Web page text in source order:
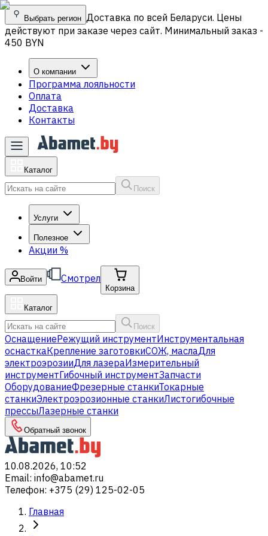
Выбрать регион Доставка по всей Беларуси. Цены
действуют при заказе через сайт. Минимальный заказ -
450 BYN
О компании
Программа лояльности
Оплата
Доставка
Контакты
Каталог
Поиск
Услуги
Полезное
Акции %
Войти Смотрел
Корзина
Каталог
Поиск
ОснащениеРежущий инструментИнструментальная
оснасткаКрепление заготовкиСОЖ, маслаДля
электроэрозииДля лазераИзмерительный
инструментГибочный инструментЗапчасти
ОборудованиеФрезерные станкиТокарные
станкиЭлектроэрозионные станкиЛистогибочные
прессыЛазерные станки
Обратный звонок
10.08.2026, 10:52
Email: info@abamet.ru
Телефон: +375 (29) 125-02-05
Главная